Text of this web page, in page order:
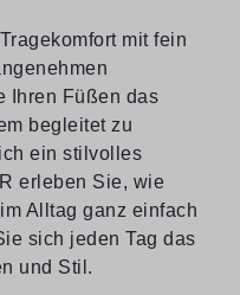
mit fein
Ihren Füßen das
begleitet zu
ein stilvolles
erleben Sie, wie
Alltag ganz einfach
sich jeden Tag das
und Stil.